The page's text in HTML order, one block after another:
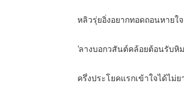
หลิวรุ่ยอิ่งอยากทอดถอนหายใ
‘ลางบอกวสันต์คล้อยต้อนรับ
ครึ่งประโยคแรกเข้าใจได้ไม่